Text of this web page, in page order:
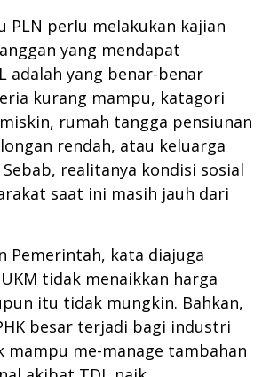
PLN perlu melakukan kajian
yang mendapat
adalah yang benar-benar
kurang mampu, katagori
rumah tangga pensiunan
rendah, atau keluarga
realitanya kondisi sosial
saat ini masih jauh dari
Pemerintah, kata diajuga
tidak menaikkan harga
itu tidak mungkin. Bahkan,
besar terjadi bagi industri
mampu me-manage tambahan